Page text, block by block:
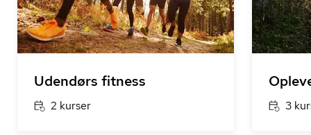
Udendørs fitness
2 kurser 3